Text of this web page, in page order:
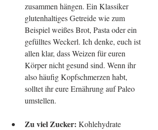
zusammen hängen. Ein Klassiker
glutenhaltiges Getreide wie zum
Beispiel weißes Brot, Pasta oder ein
gefülltes Weckerl. Ich denke, euch ist
allen klar, dass Weizen für euren
Körper nicht gesund sind. Wenn ihr
also häufig Kopfschmerzen habt,
solltet ihr eure Ernährung auf Paleo
umstellen.
Zu viel Zucker: Kohlehydrate